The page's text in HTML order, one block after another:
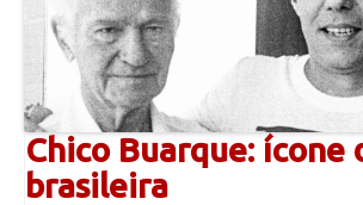
Chico Buarque: ícone
brasileira